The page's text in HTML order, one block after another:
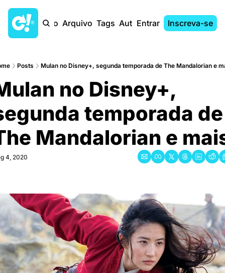
Início Arquivo Tags AutoresEntrar Inscreva-se
Posts Mulan no Disney+, segunda temporada de The Mandalorian e
no Disney+,
temporada de
Mandalorian e
4, 2020